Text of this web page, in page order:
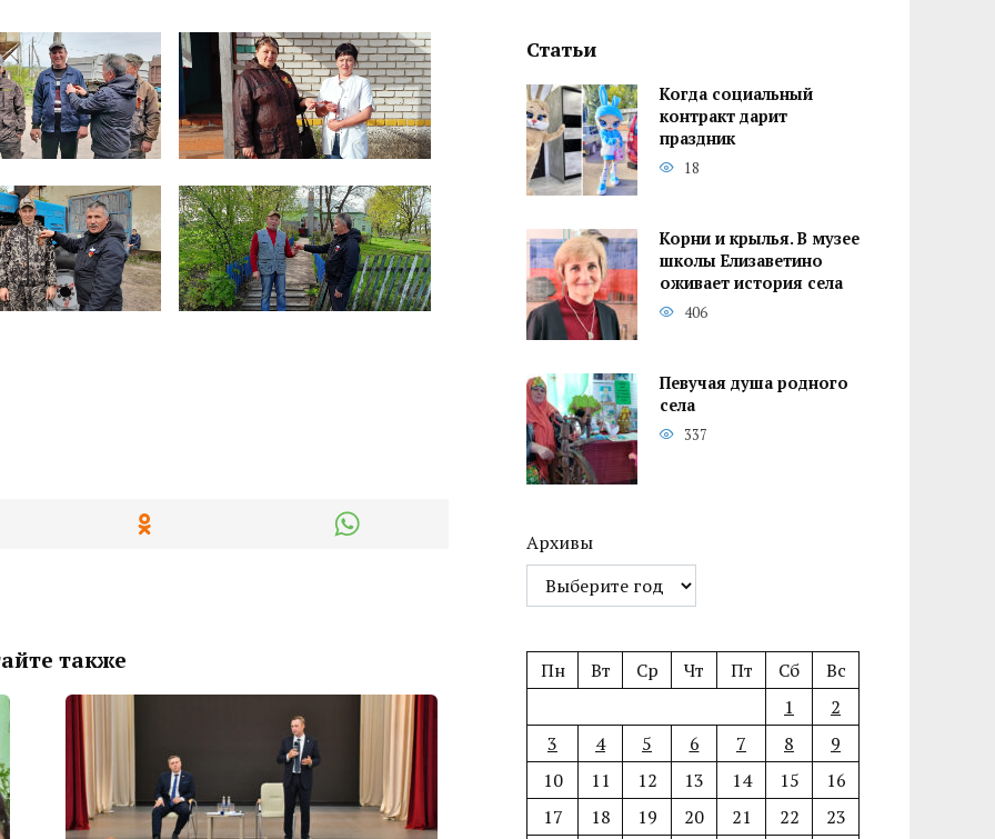
также
Статьи
Когда социальный
контракт дарит
праздник
18
Корни и крылья. В музее
школы Елизаветино
оживает история села
406
Певучая душа родного
села
337
Архивы
Пн Вт Ср Чт Пт Сб
Вс
1
2
3
4 5 6 7 8
9
10
11 12 13 14 15
16
17
18 19 20 21 22
23